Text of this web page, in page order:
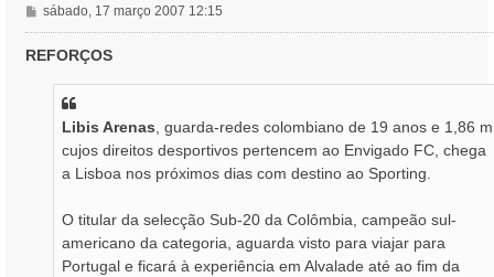
M
e
n
sábado, 17 março 2007 12:15
REFORÇOS
Libis Arenas, guarda-redes colombiano de 19 anos e 1,86
cujos direitos desportivos pertencem ao Envigado FC, chega
a Lisboa nos próximos dias com destino ao Sporting.
O titular da selecção Sub-20 da Colômbia, campeão sul-
americano da categoria, aguarda visto para viajar para
Portugal e ficará à experiência em Alvalade até ao fim da